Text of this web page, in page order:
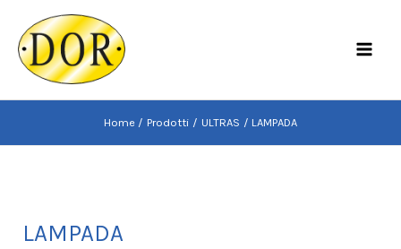
contenuto
Home Prodotti ULTRAS LAMPADA
LAMPADA